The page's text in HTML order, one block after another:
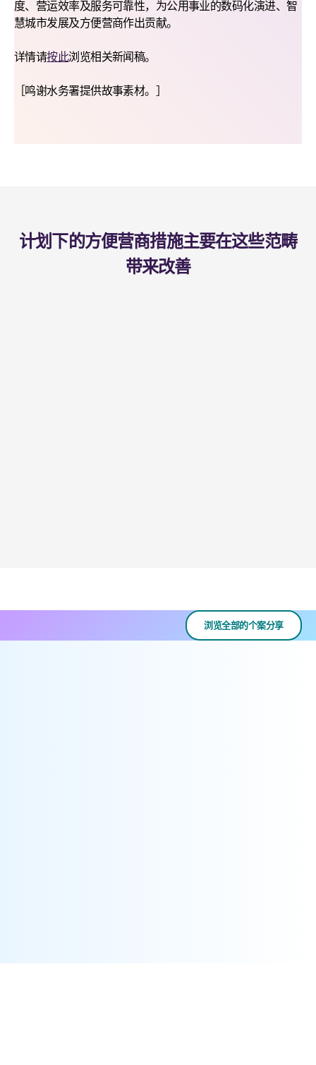
度、营运效率及服务可靠性，为公用事业的数码化演进、智
慧城市发展及方便营商作出贡献。
详情请按此浏览相关新闻稿。
［鸣谢水务署提供故事素材。］
计划下的方便营商措施主要在这些范畴
带来改善
浏览全部的个案分享